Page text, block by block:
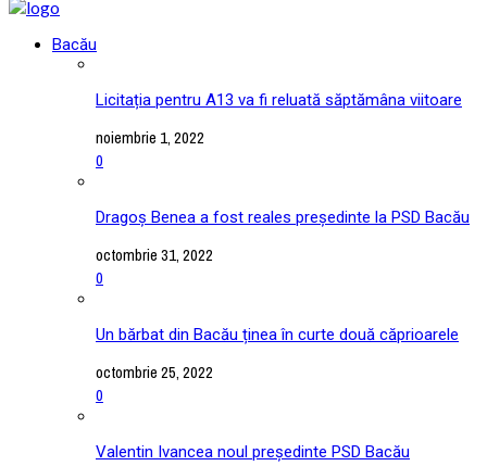
Bacău
Licitația pentru A13 va fi reluată săptămâna viitoare
noiembrie 1, 2022
0
Dragoș Benea a fost reales președinte la PSD Bacău
octombrie 31, 2022
0
Un bărbat din Bacău ținea în curte două căprioarele
octombrie 25, 2022
0
Valentin Ivancea noul președinte PSD Bacău